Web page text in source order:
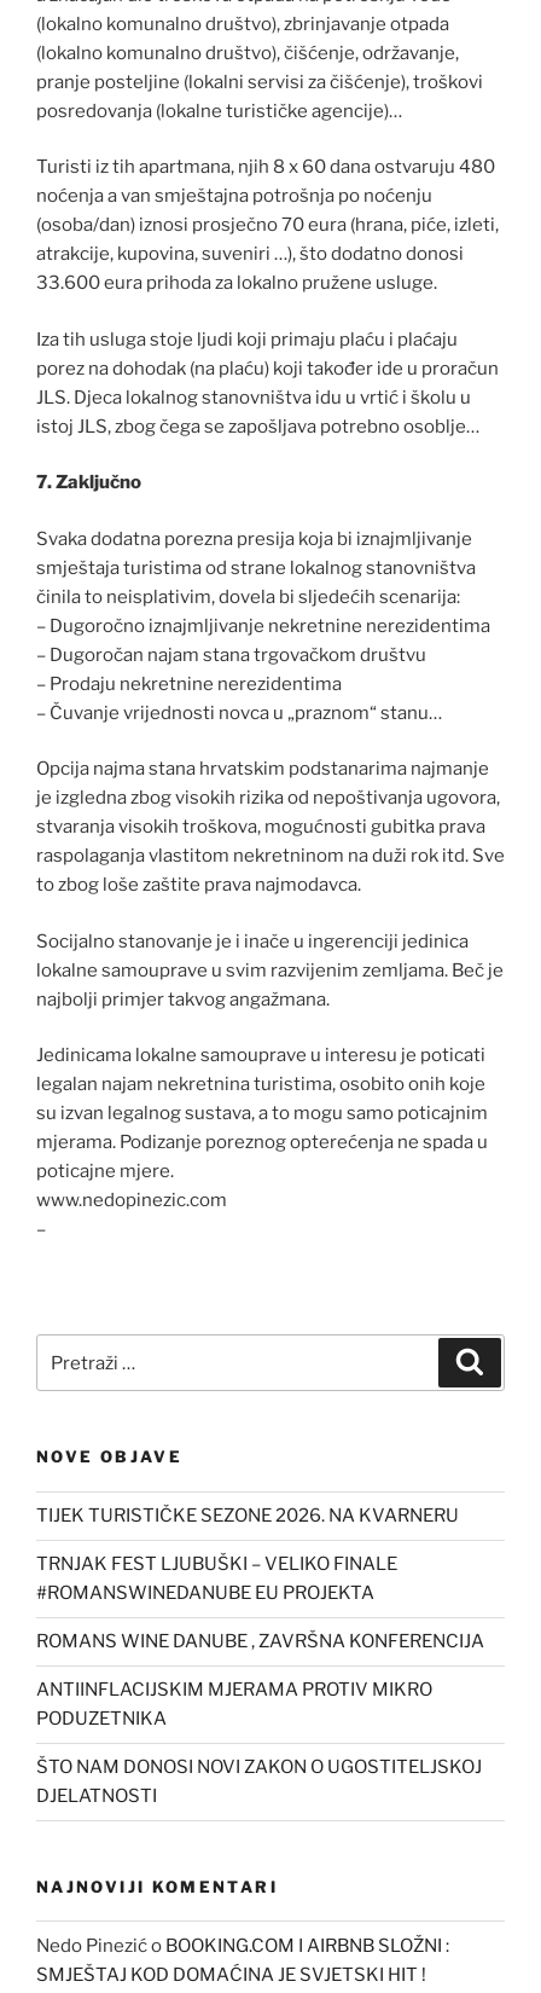
(lokalno komunalno društvo), zbrinjavanje otpada
(lokalno komunalno društvo), čišćenje, održavanje,
pranje posteljine (lokalni servisi za čišćenje), troškovi
posredovanja (lokalne turističke agencije)…
Turisti iz tih apartmana, njih 8 x 60 dana ostvaruju 480
noćenja a van smještajna potrošnja po noćenju
(osoba/dan) iznosi prosječno 70 eura (hrana, piće, izleti,
atrakcije, kupovina, suveniri …), što dodatno donosi
33.600 eura prihoda za lokalno pružene usluge.
Iza tih usluga stoje ljudi koji primaju plaću i plaćaju
porez na dohodak (na plaću) koji također ide u proračun
JLS. Djeca lokalnog stanovništva idu u vrtić i školu u
istoj JLS, zbog čega se zapošljava potrebno osoblje…
7. Zaključno
Svaka dodatna porezna presija koja bi iznajmljivanje
smještaja turistima od strane lokalnog stanovništva
činila to neisplativim, dovela bi sljedećih scenarija:
– Dugoročno iznajmljivanje nekretnine nerezidentima
– Dugoročan najam stana trgovačkom društvu
– Prodaju nekretnine nerezidentima
– Čuvanje vrijednosti novca u „praznom“ stanu…
Opcija najma stana hrvatskim podstanarima najmanje
je izgledna zbog visokih rizika od nepoštivanja ugovora,
stvaranja visokih troškova, mogućnosti gubitka prava
raspolaganja vlastitom nekretninom na duži rok itd. Sve
to zbog loše zaštite prava najmodavca.
Socijalno stanovanje je i inače u ingerenciji jedinica
lokalne samouprave u svim razvijenim zemljama. Beč je
najbolji primjer takvog angažmana.
Jedinicama lokalne samouprave u interesu je poticati
legalan najam nekretnina turistima, osobito onih koje
su izvan legalnog sustava, a to mogu samo poticajnim
mjerama. Podizanje poreznog opterećenja ne spada u
poticajne mjere.
www.nedopinezic.com
–
NOVE OBJAVE
TIJEK TURISTIČKE SEZONE 2026. NA KVARNERU
TRNJAK FEST LJUBUŠKI – VELIKO FINALE
#ROMANSWINEDANUBE EU PROJEKTA
ROMANS WINE DANUBE , ZAVRŠNA KONFERENCIJA
ANTIINFLACIJSKIM MJERAMA PROTIV MIKRO
PODUZETNIKA
ŠTO NAM DONOSI NOVI ZAKON O UGOSTITELJSKOJ
DJELATNOSTI
NAJNOVIJI KOMENTARI
Nedo Pinezićo BOOKING.COM I AIRBNB SLOŽNI :
SMJEŠTAJ KOD DOMAĆINA JE SVJETSKI HIT !